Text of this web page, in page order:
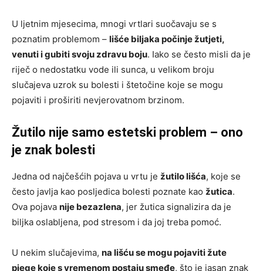
U ljetnim mjesecima, mnogi vrtlari suočavaju se s
poznatim problemom – lišće biljaka počinje žutjeti,
venuti i gubiti svoju zdravu boju. Iako se često misli da je
riječ o nedostatku vode ili sunca, u velikom broju
slučajeva uzrok su bolesti i štetočine koje se mogu
pojaviti i proširiti nevjerovatnom brzinom.
Žutilo nije samo estetski problem – ono
je znak bolesti
Jedna od najčešćih pojava u vrtu je žutilo lišća, koje se
često javlja kao posljedica bolesti poznate kao žutica.
Ova pojava nije bezazlena, jer žutica signalizira da je
biljka oslabljena, pod stresom i da joj treba pomoć.
U nekim slučajevima, na lišću se mogu pojaviti žute
pjege koje s vremenom postaju smeđe, što je jasan znak